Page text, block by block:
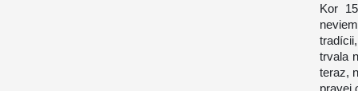
Kor
trvala
teraz,
pravej